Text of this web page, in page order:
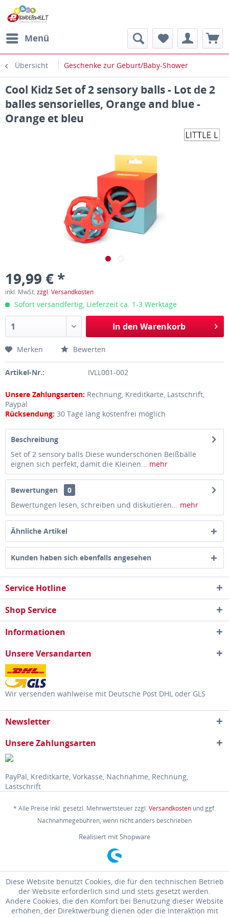
Menü
Übersicht Geschenke zur Geburt/Baby-Shower
Cool Kidz Set of 2 sensory balls - Lot de 2
balles sensorielles, Orange and blue -
Orange et bleu
19,99 € *
inkl. MwSt.zzgl. Versandkosten
Sofort versandfertig, Lieferzeit ca. 1-3 Werktage
In den Warenkorb
Merken Bewerten
Artikel-Nr.: IVLL001-002
Unsere Zahlungsarten: Rechnung, Kreditkarte, Lastschrift,
Paypal
Rücksendung: 30 Tage lang kostenfrei möglich
Beschreibung
Set of 2 sensory balls Diese wunderschönen Beißbälle
eignen sich perfekt, damit die Kleinen... mehr
Bewertungen
0
Bewertungen lesen, schreiben und diskutieren... mehr
Ähnliche Artikel
Kunden haben sich ebenfalls angesehen
Service Hotline
Shop Service
Informationen
Unsere Versandarten
Wir versenden wahlweise mit Deutsche Post DHL oder GLS
Newsletter
Unsere Zahlungsarten
PayPal, Kreditkarte, Vorkasse, Nachnahme, Rechnung,
Lastschrift
* Alle Preise inkl. gesetzl. Mehrwertsteuer zzgl.Versandkosten und ggf.
Nachnahmegebühren, wenn nicht anders beschrieben
Realisiert mit Shopware
Diese Website benutzt Cookies, die für den technischen Betrieb
der Website erforderlich sind und stets gesetzt werden.
Andere Cookies, die den Komfort bei Benutzung dieser Website
erhöhen, der Direktwerbung dienen oder die Interaktion mit